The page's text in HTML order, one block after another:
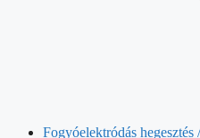
Fogyóelektródás